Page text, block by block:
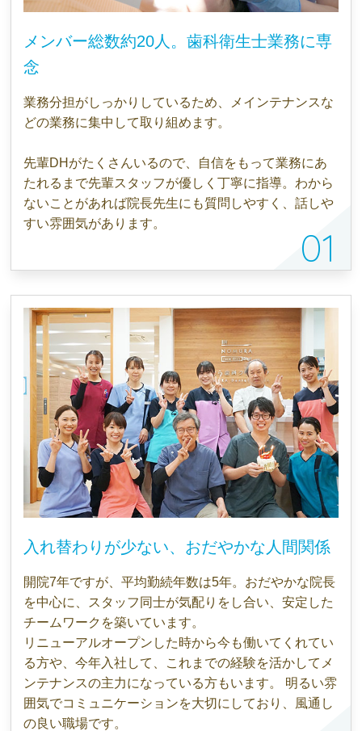
メンバー総数約20人。歯科衛生士業務に専
念
業務分担がしっかりしているため、メインテナンスな
どの業務に集中して取り組めます。
先輩DHがたくさんいるので、自信をもって業務にあ
たれるまで先輩スタッフが優しく丁寧に指導。わから
ないことがあれば院長先生にも質問しやすく、話しや
すい雰囲気があります。
入れ替わりが少ない、おだやかな人間関係
開院7年ですが、平均勤続年数は5年。おだやかな院長
を中心に、スタッフ同士が気配りをし合い、安定した
チームワークを築いています。
リニューアルオープンした時から今も働いてくれてい
る方や、今年入社して、これまでの経験を活かしてメ
ンテナンスの主力になっている方もいます。 明るい雰
囲気でコミュニケーションを大切にしており、風通し
の良い職場です。